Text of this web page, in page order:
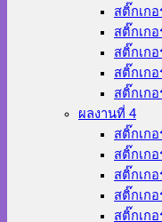
สติ๊กเก
สติ๊กเก
สติ๊กเก
สติ๊กเก
สติ๊กเก
ผลงานที่ 4
สติ๊กเก
สติ๊กเก
สติ๊กเก
สติ๊กเก
สติ๊กเก